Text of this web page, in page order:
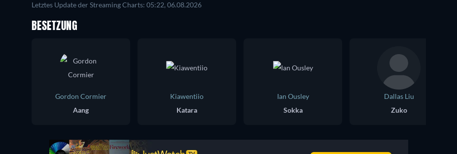
Letztes Update der Streaming Charts: 05:22, 06.08.2026
BESETZUNG
Gordon Cormier
Aang
Kiawentiio
Katara
Ian Ousley
Sokka
Dallas Liu
Zuko